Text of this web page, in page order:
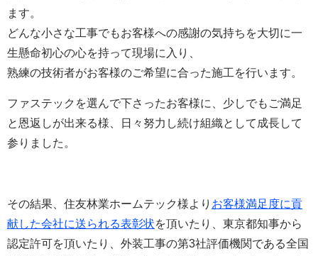
ます。
どんな小さな工事でもお客様への感謝の気持ちを大切に一
生懸命初心の心を持って現場に入り、
熟練の技術者がお客様のご希望に合った施工を行います。
ファステックを選んで下さったお客様に、少しでもご満足
と恩返しが出来る様、日々努力し続け組織として成長して
参りました。
その結果、 住友林業ホームテック様より お客様満足度に貢
献した会社に送られる表彰状を頂いたり、東京都知事から
認定許可を頂いたり、外装工事の第3社評価機関である全国